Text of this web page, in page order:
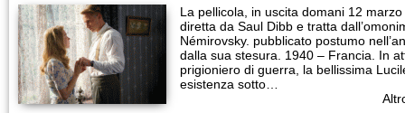
La pellicola, in uscita domani 12
diretta da Saul Dibb e tratta
Némirovsky. pubblicato postumo
dalla sua stesura. 1940 – Francia. In
prigioniero di guerra, la bellissima
esistenza sotto…